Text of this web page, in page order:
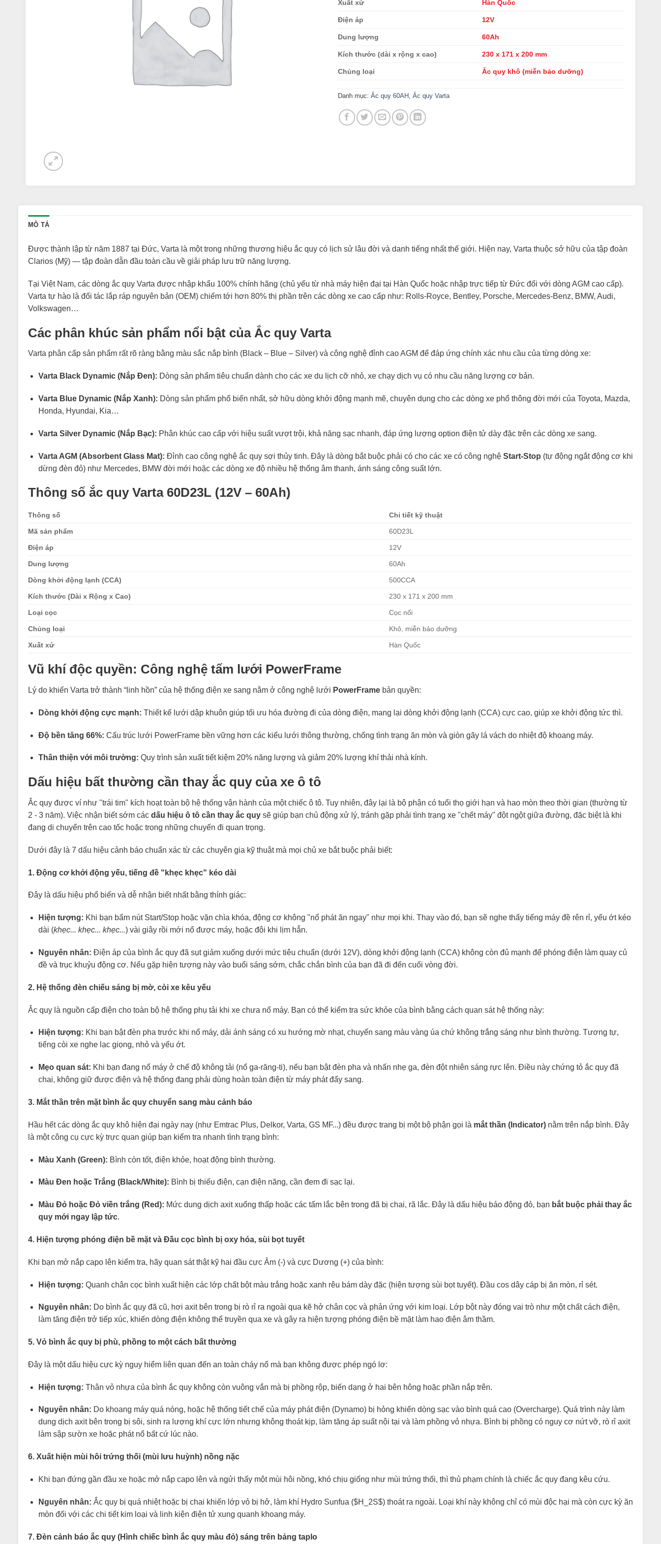
Xuất xứ Hàn Quốc
Điện áp 12V
Dung lượng 60Ah
Kích thước (dài x rộng x cao) 230 x 171 x 200 mm
Chủng loại Ắc quy khô (miễn bảo dưỡng)
Danh mục: Ắc quy 60AH Ắc quy Varta
MÔ TẢ
Được thành lập từ năm 1887 tại Đức, Varta là một trong những thương hiệu ắc quy có lịch sử lâu đời và danh tiếng nhất thế giới. Hiện nay, Varta thuộc sở hữu của tập đoàn
Clarios (Mỹ) — tập đoàn dẫn đầu toàn cầu về giải pháp lưu trữ năng lượng.
Tại Việt Nam, các dòng ắc quy Varta được nhập khẩu 100% chính hãng (chủ yếu từ nhà máy hiện đại tại Hàn Quốc hoặc nhập trực tiếp từ Đức đối với dòng AGM cao cấp).
Varta tự hào là đối tác lắp ráp nguyên bản (OEM) chiếm tới hơn 80% thị phần trên các dòng xe cao cấp như: Rolls-Royce, Bentley, Porsche, Mercedes-Benz, BMW, Audi,
Volkswagen…
Các phân khúc sản phẩm nổi bật của Ắc quy Varta
Varta phân cấp sản phẩm rất rõ ràng bằng màu sắc nắp bình (Black – Blue – Silver) và công nghệ đỉnh cao AGM để đáp ứng chính xác nhu cầu của từng dòng xe:
Varta Black Dynamic (Nắp Đen): Dòng sản phẩm tiêu chuẩn dành cho các xe du lịch cỡ nhỏ, xe chạy dịch vụ có nhu cầu năng lượng cơ bản.
Varta Blue Dynamic (Nắp Xanh): Dòng sản phẩm phổ biến nhất, sở hữu dòng khởi động mạnh mẽ, chuyên dụng cho các dòng xe phổ thông đời mới của Toyota, Mazda,
Honda, Hyundai, Kia…
Varta Silver Dynamic (Nắp Bạc): Phân khúc cao cấp với hiệu suất vượt trội, khả năng sạc nhanh, đáp ứng lượng option điện tử dày đặc trên các dòng xe sang.
Varta AGM (Absorbent Glass Mat): Đỉnh cao công nghệ ắc quy sợi thủy tinh. Đây là dòng bắt buộc phải có cho các xe có công nghệ Start-Stop (tự động ngắt động cơ khi
dừng đèn đỏ) như Mercedes, BMW đời mới hoặc các dòng xe độ nhiều hệ thống âm thanh, ánh sáng công suất lớn.
Thông số ắc quy Varta 60D23L (12V – 60Ah)
Thông số Chi tiết kỹ thuật
Mã sản phẩm 60D23L
Điện áp 12V
Dung lượng 60Ah
Dòng khởi động lạnh (CCA) 500CCA
Kích thước (Dài x Rộng x Cao) 230 x 171 x 200 mm
Loại cọc Cọc nổi
Chủng loại Khô, miễn bảo dưỡng
Xuất xứ Hàn Quốc
Vũ khí độc quyền: Công nghệ tấm lưới PowerFrame
Lý do khiến Varta trở thành “linh hồn” của hệ thống điện xe sang nằm ở công nghệ lưới PowerFrame bản quyền:
Dòng khởi động cực mạnh: Thiết kế lưới dập khuôn giúp tối ưu hóa đường đi của dòng điện, mang lại dòng khởi động lạnh (CCA) cực cao, giúp xe khởi động tức thì.
Độ bền tăng 66%: Cấu trúc lưới PowerFrame bền vững hơn các kiểu lưới thông thường, chống tình trạng ăn mòn và giòn gãy lá vách do nhiệt độ khoang máy.
Thân thiện với môi trường: Quy trình sản xuất tiết kiệm 20% năng lượng và giảm 20% lượng khí thải nhà kính.
Dấu hiệu bất thường cần thay ắc quy của xe ô tô
Ắc quy được ví như "trái tim" kích hoạt toàn bộ hệ thống vận hành của một chiếc ô tô. Tuy nhiên, đây lại là bộ phận có tuổi thọ giới hạn và hao mòn theo thời gian (thường từ
2 - 3 năm). Việc nhận biết sớm các dấu hiệu ô tô cần thay ắc quy sẽ giúp bạn chủ động xử lý, tránh gặp phải tình trạng xe "chết máy" đột ngột giữa đường, đặc biệt là khi
đang di chuyển trên cao tốc hoặc trong những chuyến đi quan trọng.
Dưới đây là 7 dấu hiệu cảnh báo chuẩn xác từ các chuyên gia kỹ thuật mà mọi chủ xe bắt buộc phải biết:
1. Động cơ khởi động yếu, tiếng đề "khẹc khẹc" kéo dài
Đây là dấu hiệu phổ biến và dễ nhận biết nhất bằng thính giác:
Hiện tượng: Khi bạn bấm nút Start/Stop hoặc vặn chìa khóa, động cơ không "nổ phát ăn ngay" như mọi khi. Thay vào đó, bạn sẽ nghe thấy tiếng máy đề rên rỉ, yếu ớt kéo
dài (khẹc... khẹc... khẹc...) vài giây rồi mới nổ được máy, hoặc đôi khi lịm hẳn.
Nguyên nhân: Điện áp của bình ắc quy đã sụt giảm xuống dưới mức tiêu chuẩn (dưới 12V), dòng khởi động lạnh (CCA) không còn đủ mạnh để phóng điện làm quay củ
đề và trục khuỷu động cơ. Nếu gặp hiện tượng này vào buổi sáng sớm, chắc chắn bình của bạn đã đi đến cuối vòng đời.
2. Hệ thống đèn chiếu sáng bị mờ, còi xe kêu yếu
Ắc quy là nguồn cấp điện cho toàn bộ hệ thống phụ tải khi xe chưa nổ máy. Bạn có thể kiểm tra sức khỏe của bình bằng cách quan sát hệ thống này:
Hiện tượng: Khi bạn bật đèn pha trước khi nổ máy, dải ánh sáng có xu hướng mờ nhạt, chuyển sang màu vàng úa chứ không trắng sáng như bình thường. Tương tự,
tiếng còi xe nghe lạc giọng, nhỏ và yếu ớt.
Mẹo quan sát: Khi bạn đang nổ máy ở chế độ không tải (nổ ga-răng-ti), nếu bạn bật đèn pha và nhấn nhẹ ga, đèn đột nhiên sáng rực lên. Điều này chứng tỏ ắc quy đã
chai, không giữ được điện và hệ thống đang phải dùng hoàn toàn điện từ máy phát đẩy sang.
3. Mắt thần trên mặt bình ắc quy chuyển sang màu cảnh báo
Hầu hết các dòng ắc quy khô hiện đại ngày nay (như Emtrac Plus, Delkor, Varta, GS MF...) đều được trang bị một bộ phận gọi là mắt thần (Indicator) nằm trên nắp bình. Đây
là một công cụ cực kỳ trực quan giúp bạn kiểm tra nhanh tình trạng bình:
Màu Xanh (Green): Bình còn tốt, điện khỏe, hoạt động bình thường.
Màu Đen hoặc Trắng (Black/White): Bình bị thiếu điện, cạn điện năng, cần đem đi sạc lại.
Màu Đỏ hoặc Đỏ viền trắng (Red): Mức dung dịch axit xuống thấp hoặc các tấm lắc bên trong đã bị chai, rã lắc. Đây là dấu hiệu báo động đỏ, bạn bắt buộc phải thay ắc
quy mới ngay lập tức.
4. Hiện tượng phóng điện bề mặt và Đầu cọc bình bị oxy hóa, sùi bọt tuyết
Khi bạn mở nắp capo lên kiểm tra, hãy quan sát thật kỹ hai đầu cực Âm (-) và cực Dương (+) của bình:
Hiện tượng: Quanh chân cọc bình xuất hiện các lớp chất bột màu trắng hoặc xanh rêu bám dày đặc (hiện tượng sùi bọt tuyết). Đầu cos dây cáp bị ăn mòn, rỉ sét.
Nguyên nhân: Do bình ắc quy đã cũ, hơi axit bên trong bị rò rỉ ra ngoài qua kẽ hở chân cọc và phản ứng với kim loại. Lớp bột này đóng vai trò như một chất cách điện,
làm tăng điện trở tiếp xúc, khiến dòng điện không thể truyền qua xe và gây ra hiện tượng phóng điện bề mặt làm hao điện âm thầm.
5. Vỏ bình ắc quy bị phù, phồng to một cách bất thường
Đây là một dấu hiệu cực kỳ nguy hiểm liên quan đến an toàn cháy nổ mà bạn không được phép ngó lơ:
Hiện tượng: Thân vỏ nhựa của bình ắc quy không còn vuông vắn mà bị phồng rộp, biến dạng ở hai bên hông hoặc phần nắp trên.
Nguyên nhân: Do khoang máy quá nóng, hoặc hệ thống tiết chế của máy phát điện (Dynamo) bị hỏng khiến dòng sạc vào bình quá cao (Overcharge). Quá trình này làm
dung dịch axit bên trong bị sôi, sinh ra lượng khí cực lớn nhưng không thoát kịp, làm tăng áp suất nội tại và làm phồng vỏ nhựa. Bình bị phồng có nguy cơ nứt vỡ, rò rỉ axit
làm sập sườn xe hoặc phát nổ bất cứ lúc nào.
6. Xuất hiện mùi hôi trứng thối (mùi lưu huỳnh) nồng nặc
Khi bạn đứng gần đầu xe hoặc mở nắp capo lên và ngửi thấy một mùi hôi nồng, khó chịu giống như mùi trứng thối, thì thủ phạm chính là chiếc ắc quy đang kêu cứu.
Nguyên nhân: Ắc quy bị quá nhiệt hoặc bị chai khiến lớp vỏ bị hở, làm khí Hydro Sunfua ($H_2S$) thoát ra ngoài. Loại khí này không chỉ có mùi độc hại mà còn cực kỳ ăn
mòn đối với các chi tiết kim loại và linh kiện điện tử xung quanh khoang máy.
7. Đèn cảnh báo ắc quy (Hình chiếc bình ắc quy màu đỏ) sáng trên bảng taplo